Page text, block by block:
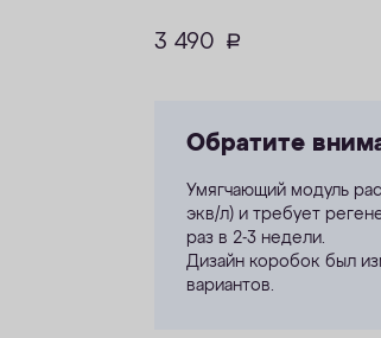
3 490 руб.
Обратите
Умягчающий модуль
экв/л) и требует
раз в 2-3 недели.
Дизайн коробок был
вариантов.